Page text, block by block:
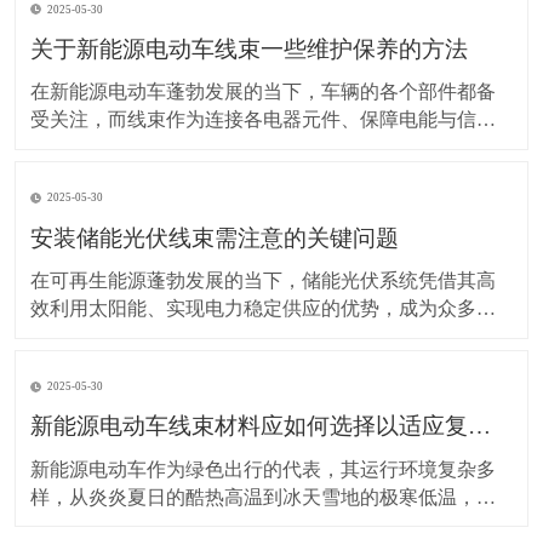
2025-05-30
关于新能源电动车线束一些维护保养的方法
在新能源电动车蓬勃发展的当下，车辆的各个部件都备
受关注，而线束作为连接各电器元件、保障电能与信号
让车辆运行更稳定、安全，还能延长其使用寿命。 日常
驾驶习惯对线束的影响不容小觑。平稳驾驶是维护线束
2025-05-30
安装储能光伏线束需注意的关键问题
在可再生能源蓬勃发展的当下，储能光伏系统凭借其高
效利用太阳能、实现电力稳定供应的优势，成为众多领
安全。因此，在安装储能光伏线束时，有许多问题需要
格外留意。 安装前的准备工作至关重要。在开始安装前
2025-05-30
新能源电动车线束材料应如何选择以适应复杂的环境温度范围？
新能源电动车作为绿色出行的代表，其运行环境复杂多
样，从炎炎夏日的酷热高温到冰天雪地的极寒低温，车